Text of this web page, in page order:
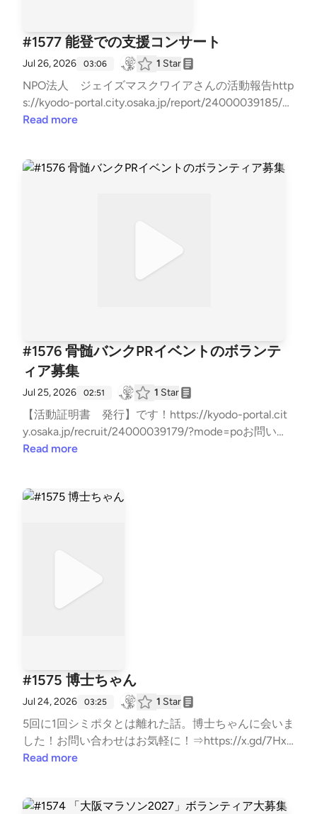
#1577 能登での支援コンサート
Jul 26, 2026 03:06 1 Star
NPO法人 ジェイズマスクワイアさんの活動報告http
s://kyodo-portal.city.osaka.jp/report/24000039185/?
mode=poお問い合わせはお気軽に！⇒⁠⁠⁠⁠⁠⁠⁠⁠⁠⁠⁠⁠⁠⁠⁠⁠⁠⁠⁠⁠⁠⁠⁠⁠⁠⁠⁠⁠⁠⁠⁠⁠⁠⁠⁠⁠⁠⁠⁠⁠⁠⁠⁠⁠⁠⁠⁠⁠⁠⁠⁠⁠⁠⁠⁠⁠⁠⁠⁠⁠⁠⁠⁠⁠⁠⁠⁠⁠⁠⁠⁠⁠⁠⁠⁠⁠⁠⁠⁠⁠⁠⁠⁠⁠⁠⁠⁠⁠⁠⁠⁠⁠⁠⁠⁠⁠⁠⁠⁠⁠⁠⁠⁠⁠⁠⁠⁠⁠⁠⁠⁠⁠⁠⁠⁠⁠⁠⁠⁠⁠⁠⁠⁠⁠⁠⁠⁠⁠⁠⁠⁠⁠⁠⁠⁠⁠⁠⁠⁠⁠⁠⁠⁠⁠⁠⁠⁠⁠⁠⁠⁠⁠⁠⁠⁠⁠⁠⁠⁠⁠⁠⁠⁠⁠⁠⁠⁠⁠⁠⁠⁠⁠⁠⁠⁠⁠⁠⁠⁠⁠⁠⁠⁠⁠⁠⁠⁠⁠⁠⁠⁠⁠⁠⁠⁠⁠⁠⁠⁠⁠⁠⁠⁠⁠⁠⁠⁠⁠⁠⁠⁠⁠⁠⁠⁠⁠⁠⁠⁠⁠⁠⁠⁠⁠⁠⁠⁠⁠⁠⁠⁠⁠⁠⁠⁠⁠⁠⁠⁠⁠⁠⁠⁠⁠⁠⁠⁠⁠⁠⁠⁠⁠⁠⁠⁠⁠⁠⁠⁠⁠⁠⁠⁠⁠⁠⁠⁠⁠⁠⁠⁠⁠⁠⁠⁠⁠⁠⁠⁠⁠⁠⁠⁠⁠⁠⁠⁠⁠⁠⁠⁠⁠⁠⁠⁠⁠⁠⁠⁠⁠⁠⁠⁠⁠⁠⁠⁠⁠⁠⁠⁠⁠⁠⁠⁠⁠⁠⁠⁠⁠⁠⁠⁠⁠⁠⁠⁠⁠⁠⁠⁠⁠⁠⁠⁠⁠⁠⁠⁠⁠⁠⁠⁠⁠⁠⁠⁠⁠⁠⁠⁠⁠⁠⁠⁠⁠⁠⁠⁠⁠⁠⁠⁠⁠⁠⁠⁠⁠⁠⁠⁠⁠⁠⁠⁠⁠⁠⁠⁠⁠⁠⁠⁠⁠⁠⁠⁠⁠⁠⁠⁠⁠⁠⁠⁠⁠⁠⁠⁠⁠⁠⁠⁠⁠⁠⁠⁠⁠⁠⁠⁠⁠⁠⁠⁠⁠⁠⁠⁠⁠⁠⁠⁠⁠⁠⁠⁠⁠⁠⁠⁠⁠⁠⁠⁠⁠⁠⁠⁠⁠⁠⁠⁠⁠⁠⁠⁠https://x.gd/7
Read more
#1576 骨髄バンクPRイベントのボランテ
ィア募集
Jul 25, 2026 02:51 1 Star
【活動証明書 発行】です！https://kyodo-portal.cit
y.osaka.jp/recruit/24000039179/?mode=poお問い合
わせはお気軽に！⇒⁠⁠⁠⁠⁠⁠⁠⁠⁠⁠⁠⁠⁠⁠⁠⁠⁠⁠⁠⁠⁠⁠⁠⁠⁠⁠⁠⁠⁠⁠⁠⁠⁠⁠⁠⁠⁠⁠⁠⁠⁠⁠⁠⁠⁠⁠⁠⁠⁠⁠⁠⁠⁠⁠⁠⁠⁠⁠⁠⁠⁠⁠⁠⁠⁠⁠⁠⁠⁠⁠⁠⁠⁠⁠⁠⁠⁠⁠⁠⁠⁠⁠⁠⁠⁠⁠⁠⁠⁠⁠⁠⁠⁠⁠⁠⁠⁠⁠⁠⁠⁠⁠⁠⁠⁠⁠⁠⁠⁠⁠⁠⁠⁠⁠⁠⁠⁠⁠⁠⁠⁠⁠⁠⁠⁠⁠⁠⁠⁠⁠⁠⁠⁠⁠⁠⁠⁠⁠⁠⁠⁠⁠⁠⁠⁠⁠⁠⁠⁠⁠⁠⁠⁠⁠⁠⁠⁠⁠⁠⁠⁠⁠⁠⁠⁠⁠⁠⁠⁠⁠⁠⁠⁠⁠⁠⁠⁠⁠⁠⁠⁠⁠⁠⁠⁠⁠⁠⁠⁠⁠⁠⁠⁠⁠⁠⁠⁠⁠⁠⁠⁠⁠⁠⁠⁠⁠⁠⁠⁠⁠⁠⁠⁠⁠⁠⁠⁠⁠⁠⁠⁠⁠⁠⁠⁠⁠⁠⁠⁠⁠⁠⁠⁠⁠⁠⁠⁠⁠⁠⁠⁠⁠⁠⁠⁠⁠⁠⁠⁠⁠⁠⁠⁠⁠⁠⁠⁠⁠⁠⁠⁠⁠⁠⁠⁠⁠⁠⁠⁠⁠⁠⁠⁠⁠⁠⁠⁠⁠⁠⁠⁠⁠⁠⁠⁠⁠⁠⁠⁠⁠⁠⁠⁠⁠⁠⁠⁠⁠⁠⁠⁠⁠⁠⁠⁠⁠⁠⁠⁠⁠⁠⁠⁠⁠⁠⁠⁠⁠⁠⁠⁠⁠⁠⁠⁠⁠⁠⁠⁠⁠⁠⁠⁠⁠⁠⁠⁠⁠⁠⁠⁠⁠⁠⁠⁠⁠⁠⁠⁠⁠⁠⁠⁠⁠⁠⁠⁠⁠⁠⁠⁠⁠⁠⁠⁠⁠⁠⁠⁠⁠⁠⁠⁠⁠⁠⁠⁠⁠⁠⁠⁠⁠⁠⁠⁠⁠⁠⁠⁠⁠⁠⁠⁠⁠⁠⁠⁠⁠⁠⁠⁠⁠⁠⁠⁠⁠⁠⁠⁠⁠⁠⁠⁠⁠⁠⁠⁠⁠⁠⁠⁠⁠⁠⁠⁠⁠⁠⁠⁠⁠⁠⁠⁠⁠⁠⁠⁠⁠⁠⁠⁠⁠⁠⁠⁠⁠https://x.gd/7Hxbk⁠⁠⁠⁠⁠⁠⁠⁠⁠⁠⁠⁠⁠⁠⁠⁠⁠⁠⁠⁠⁠⁠⁠⁠⁠⁠⁠⁠⁠⁠⁠⁠⁠⁠⁠⁠⁠⁠⁠⁠⁠⁠⁠⁠⁠⁠⁠⁠⁠⁠⁠⁠⁠⁠⁠⁠⁠⁠⁠⁠⁠⁠⁠⁠⁠⁠⁠⁠⁠⁠⁠⁠⁠
Read more
#1575 博士ちゃん
Jul 24, 2026 03:25 1 Star
5回に1回シミポタとは離れた話。博士ちゃんに会いま
した！お問い合わせはお気軽に！⇒⁠⁠⁠⁠⁠⁠⁠⁠⁠⁠⁠⁠⁠⁠⁠⁠⁠⁠⁠⁠⁠⁠⁠⁠⁠⁠⁠⁠⁠⁠⁠⁠⁠⁠⁠⁠⁠⁠⁠⁠⁠⁠⁠⁠⁠⁠⁠⁠⁠⁠⁠⁠⁠⁠⁠⁠⁠⁠⁠⁠⁠⁠⁠⁠⁠⁠⁠⁠⁠⁠⁠⁠⁠⁠⁠⁠⁠⁠⁠⁠⁠⁠⁠⁠⁠⁠⁠⁠⁠⁠⁠⁠⁠⁠⁠⁠⁠⁠⁠⁠⁠⁠⁠⁠⁠⁠⁠⁠⁠⁠⁠⁠⁠⁠⁠⁠⁠⁠⁠⁠⁠⁠⁠⁠⁠⁠⁠⁠⁠⁠⁠⁠⁠⁠⁠⁠⁠⁠⁠⁠⁠⁠⁠⁠⁠⁠⁠⁠⁠⁠⁠⁠⁠⁠⁠⁠⁠⁠⁠⁠⁠⁠⁠⁠⁠⁠⁠⁠⁠⁠⁠⁠⁠⁠⁠⁠⁠⁠⁠⁠⁠⁠⁠⁠⁠⁠⁠⁠⁠⁠⁠⁠⁠⁠⁠⁠⁠⁠⁠⁠⁠⁠⁠⁠⁠⁠⁠⁠⁠⁠⁠⁠⁠⁠⁠⁠⁠⁠⁠⁠⁠⁠⁠⁠⁠⁠⁠⁠⁠⁠⁠⁠⁠⁠⁠⁠⁠⁠⁠⁠⁠⁠⁠⁠⁠⁠⁠⁠⁠⁠⁠⁠⁠⁠⁠⁠⁠⁠⁠⁠⁠⁠⁠⁠⁠⁠⁠⁠⁠⁠⁠⁠⁠⁠⁠⁠⁠⁠⁠⁠⁠⁠⁠⁠⁠⁠⁠⁠⁠⁠⁠⁠⁠⁠⁠⁠⁠⁠⁠⁠⁠⁠⁠⁠⁠⁠⁠⁠⁠⁠⁠⁠⁠⁠⁠⁠⁠⁠⁠⁠⁠⁠⁠⁠⁠⁠⁠⁠⁠⁠⁠⁠⁠⁠⁠⁠⁠⁠⁠⁠⁠⁠⁠⁠⁠⁠⁠⁠⁠⁠⁠⁠⁠⁠⁠⁠⁠⁠⁠⁠⁠⁠⁠⁠⁠⁠⁠⁠⁠⁠⁠⁠⁠⁠⁠⁠⁠⁠⁠⁠⁠⁠⁠⁠⁠⁠⁠⁠⁠⁠⁠⁠⁠⁠⁠⁠⁠⁠⁠⁠⁠⁠⁠⁠⁠⁠⁠⁠⁠⁠⁠⁠⁠⁠⁠⁠⁠⁠⁠⁠⁠⁠⁠⁠⁠⁠⁠⁠⁠⁠⁠⁠⁠⁠⁠⁠⁠⁠⁠⁠⁠⁠⁠⁠⁠⁠https://x.gd/7Hxb
k⁠⁠⁠⁠⁠⁠⁠⁠⁠⁠⁠⁠⁠⁠⁠⁠⁠⁠⁠⁠⁠⁠⁠⁠⁠⁠⁠⁠⁠⁠⁠⁠⁠⁠⁠⁠⁠⁠⁠⁠⁠⁠⁠⁠⁠⁠⁠⁠⁠⁠⁠⁠⁠⁠⁠⁠⁠⁠⁠⁠⁠⁠⁠⁠⁠⁠⁠⁠⁠⁠⁠⁠
Read more